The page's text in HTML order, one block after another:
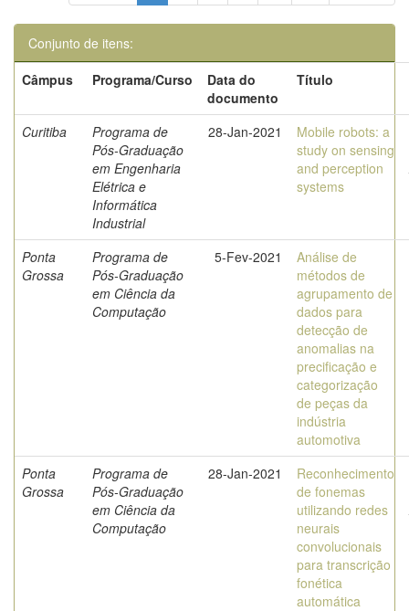
Conjunto de itens:
Câmpus
Programa/Curso
Data do
documento
Título
Curitiba
Programa de
Pós-Graduação
em Engenharia
Elétrica e
Informática
Industrial
28-Jan-2021
Mobile robots: a
study on sensing
and perception
systems
Ponta
Grossa
Programa de
Pós-Graduação
em Ciência da
Computação
5-Fev-2021
Análise de
métodos de
agrupamento de
dados para
detecção de
anomalias na
precificação e
categorização
de peças da
indústria
automotiva
Ponta
Grossa
Programa de
Pós-Graduação
em Ciência da
Computação
28-Jan-2021
Reconhecimento
de fonemas
utilizando redes
neurais
convolucionais
para transcrição
fonética
automática